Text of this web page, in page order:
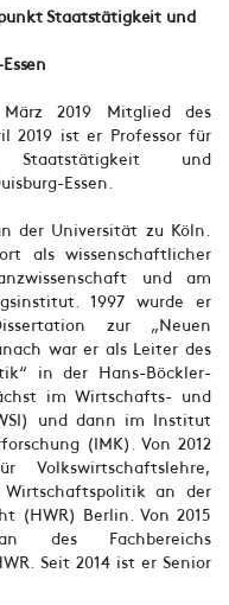
Staatstätigkeit und
2019 Mitglied des
2019 ist er Professor für
Staatstätigkeit und
Essen.
der Universität zu Köln.
als wissenschaftlicher
und am
1997 wurde er
zur „Neuen
war er als Leiter des
in der Hans-Böckler-
im Wirtschafts- und
und dann im Institut
(IMK). Von 2012
Wirtschaftspolitik an der
(HWR) Berlin. Von 2015
des Fachbereichs
Seit 2014 ist er Senior